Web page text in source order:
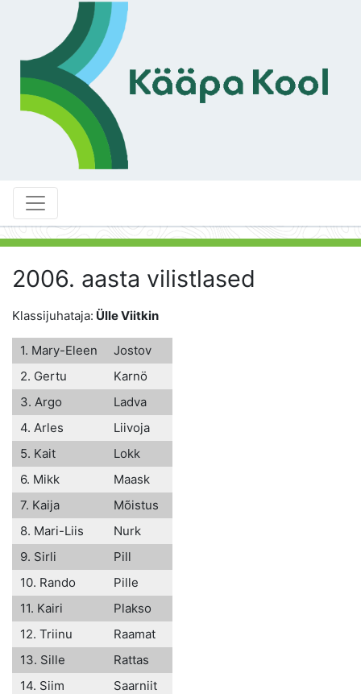
2006. aasta vilistlased
Klassijuhataja: Ülle Viitkin
1. Mary-Eleen
Jostov
2. Gertu
Karnö
3. Argo
Ladva
4. Arles
Liivoja
5. Kait
Lokk
6. Mikk
Maask
7. Kaija
Mõistus
8. Mari-Liis
Nurk
9. Sirli
Pill
10. Rando
Pille
11. Kairi
Plakso
12. Triinu
Raamat
13. Sille
Rattas
14. Siim
Saarniit